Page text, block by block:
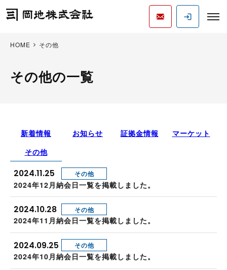
HOME その他
その他の一覧
新着情報 お知らせ 証拠金情報
マーケット
その他
2024.11.25 その他
2024年12月納会日一覧を掲載しました。
2024.10.28 その他
2024年11月納会日一覧を掲載しました。
2024.09.25 その他
2024年10月納会日一覧を掲載しました。